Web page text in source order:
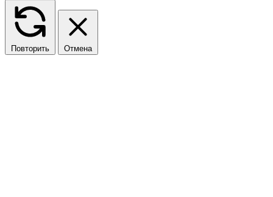
Повторить Отмена